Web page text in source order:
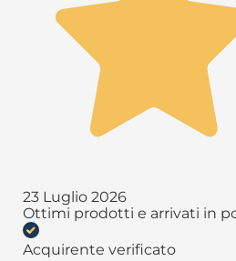
23 Luglio 2026
Ottimi prodotti e arrivati in
Acquirente verificato